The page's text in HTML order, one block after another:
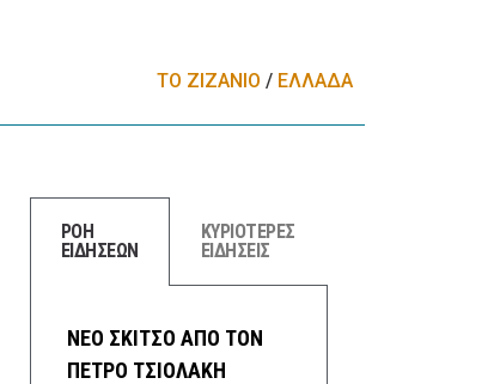
ΤΟ ΖΙΖΑΝΙΟ / ΕΛΛΑΔA
ΡΟΗ
ΕΙΔΗΣΕΩΝ
ΚΥΡΙΟΤΕΡΕΣ
ΕΙΔΗΣΕΙΣ
ΝΕΟ ΣΚΙΤΣΟ ΑΠΟ ΤΟΝ
ΠΕΤΡΟ ΤΣΙΟΛΑΚΗ